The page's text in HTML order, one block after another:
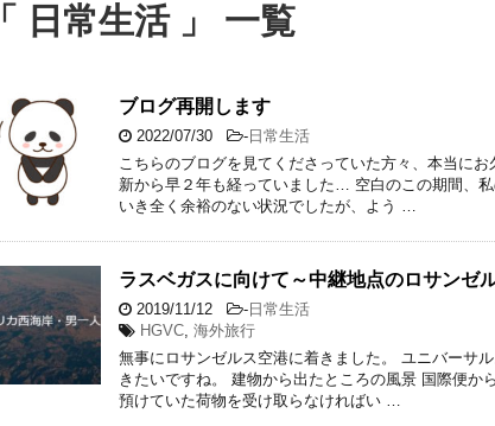
「 日常生活 」 一覧
ブログ再開します
2022/07/30 - 日常生活
こちらのブログを見てくださっていた方々、本当に
新から早２年も経っていました… 空白のこの期間、
いき全く余裕のない状況でしたが、よう …
ラスベガスに向けて～中継地点のロサンゼ
2019/11/12 - 日常生活
HGVC, 海外旅行
無事にロサンゼルス空港に着きました。 ユニバーサ
きたいですね。 建物から出たところの風景 国際便か
預けていた荷物を受け取らなければい …